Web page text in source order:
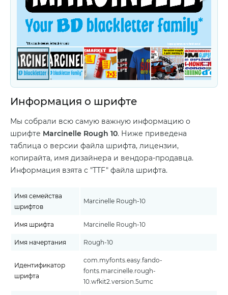
Информация о шрифте
Мы собрали всю самую важную информацию о
шрифте Marcinelle Rough 10. Ниже приведена
таблица о версии файла шрифта, лицензии,
копирайта, имя дизайнера и вендора-продавца.
Информация взята с "TTF" файла шрифта.
Имя семейства
шрифтов
Marcinelle Rough-10
Имя шрифта Marcinelle Rough-10
Имя начертания Rough-10
Идентификатор
шрифта
com.myfonts.easy.fando-
fonts.marcinelle.rough-
10.wfkit2.version.5umc